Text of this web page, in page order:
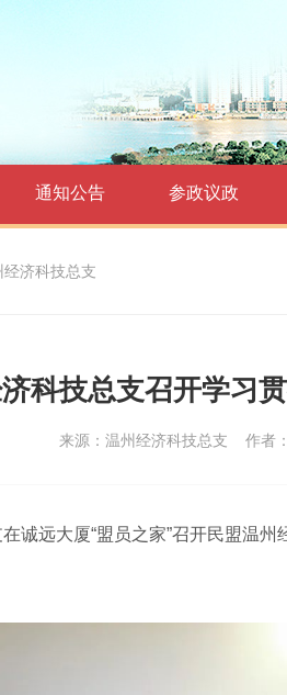
通知公告 参政议政
经济科技总支
科技总支召开学习
来源：温州经济科技总支 作者：
远大厦“盟员之家”召开民盟温州